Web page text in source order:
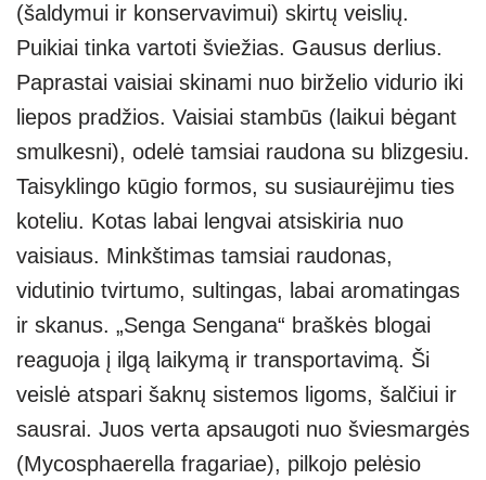
(šaldymui ir konservavimui) skirtų veislių.
Puikiai tinka vartoti šviežias. Gausus derlius.
Paprastai vaisiai skinami nuo birželio vidurio iki
liepos pradžios. Vaisiai stambūs (laikui bėgant
smulkesni), odelė tamsiai raudona su blizgesiu.
Taisyklingo kūgio formos, su susiaurėjimu ties
koteliu. Kotas labai lengvai atsiskiria nuo
vaisiaus. Minkštimas tamsiai raudonas,
vidutinio tvirtumo, sultingas, labai aromatingas
ir skanus. „Senga Sengana“ braškės blogai
reaguoja į ilgą laikymą ir transportavimą. Ši
veislė atspari šaknų sistemos ligoms, šalčiui ir
sausrai. Juos verta apsaugoti nuo šviesmargės
(Mycosphaerella fragariae), pilkojo pelėsio